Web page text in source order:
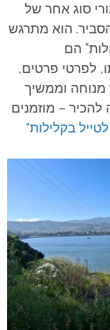
סוג אחר של
הוא מתרגש
הם
לפרטי פרטים,
מנוחה וממשיך
– מוזמנים
בקלילות"